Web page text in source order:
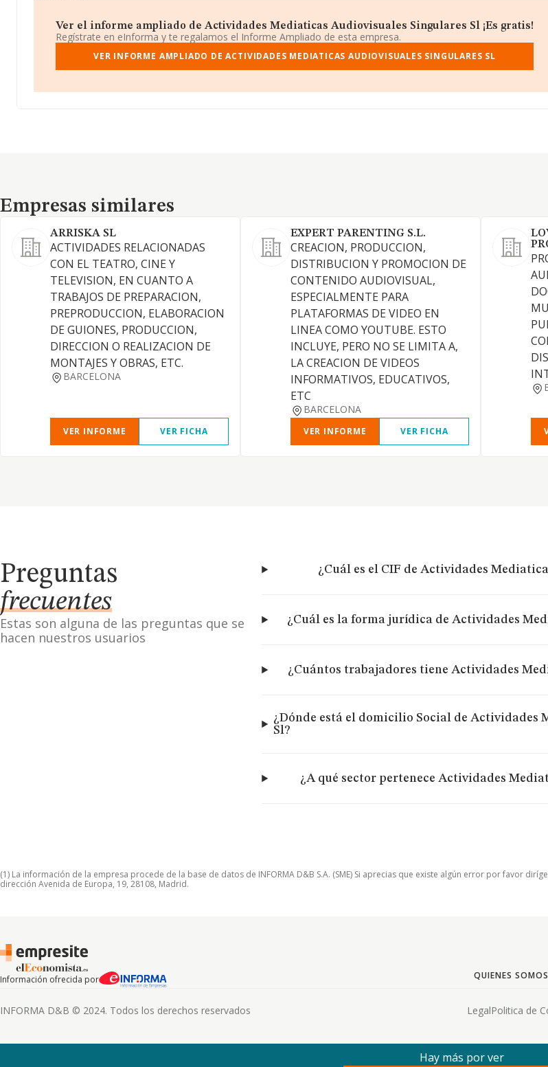
Ver el informe ampliado de Actividades Mediaticas Audiovisuales Singulares Sl ¡Es gratis!
Regístrate en eInforma y te regalamos el Informe Ampliado de esta empresa.
VER INFORME AMPLIADO DE ACTIVIDADES MEDIATICAS AUDIOVISUALES SINGULARES SL
Empresas similares
Empresas similares
ARRISKA SL
ACTIVIDADES RELACIONADAS
CON EL TEATRO, CINE Y
TELEVISION, EN CUANTO A
TRABAJOS DE PREPARACION,
PREPRODUCCION, ELABORACION
DE GUIONES, PRODUCCION,
DIRECCION O REALIZACION DE
MONTAJES Y OBRAS, ETC.
BARCELONA
VER INFORME VER FICHA
EXPERT PARENTING S.L.
CREACION, PRODUCCION,
DISTRIBUCION Y PROMOCION DE
CONTENIDO AUDIOVISUAL,
ESPECIALMENTE PARA
PLATAFORMAS DE VIDEO EN
LINEA COMO YOUTUBE. ESTO
INCLUYE, PERO NO SE LIMITA A,
LA CREACION DE VIDEOS
INFORMATIVOS, EDUCATIVOS,
ETC
BARCELONA
VER INFORME VER FICHA
Preguntas
frecuentes
Estas son alguna de las preguntas que se
hacen nuestros usuarios
¿Cuál es el CIF de Actividades
¿Cuál es la forma jurídica de Actividades
¿Cuántos trabajadores tiene Actividades
¿Dónde está el domicilio Social de Actividades
Sl?
¿A qué sector pertenece Actividades
(1) La información de la empresa procede de la base de datos de INFORMA D&B S.A. (SME) Si aprecias que existe algún error por favor
dirección Avenida de Europa, 19, 28108, Madrid.
Información ofrecida por QUIENES SOMOS
INFORMA D&B © 2024. Todos los derechos reservados LegalPolitica de
Hay más por ver